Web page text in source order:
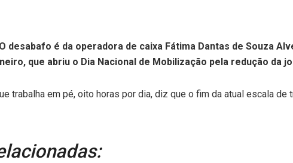
desabafo é da operadora de caixa Fátima Dantas de Souza
que abriu o Dia Nacional de Mobilização pela redução da
trabalha em pé, oito horas por dia, diz que o fim da atual escala